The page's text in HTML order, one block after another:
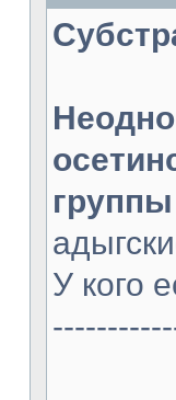
У кого